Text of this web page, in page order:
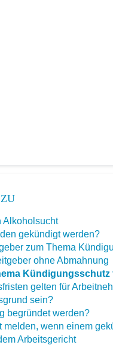
Alkoholsucht
gekündigt werden?
zum Thema
ohne Abmahnung
gelten für
sein?
begründet werden?
melden, wenn einem
Arbeitsgericht